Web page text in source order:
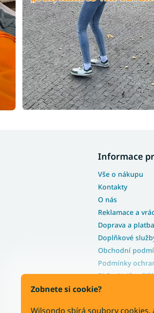
Zobnete si cookie?
Wilsondo sbírá soubory
Informace
Vše o nákupu
Kontakty
O nás
Reklamace a
Doprava a platba
Doplňkové
Obchodní
Podmínky
FAQ -
Blog